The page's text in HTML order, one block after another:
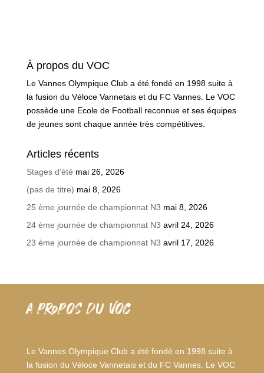
À propos du VOC
Le Vannes Olympique Club a été fondé en 1998 suite à
la fusion du Véloce Vannetais et du FC Vannes. Le VOC
possède une Ecole de Football reconnue et ses équipes
de jeunes sont chaque année très compétitives.
Articles récents
Stages d’été mai 26, 2026
(pas de titre) mai 8, 2026
25 ème journée de championnat N3 mai 8, 2026
24 ème journée de championnat N3 avril 24, 2026
23 ème journée de championnat N3 avril 17, 2026
A PROPOS DU VOC
Le Vannes Olympique Club a été fondé en 1998 suite à
la fusion du Véloce Vannetais et du FC Vannes. Le VOC